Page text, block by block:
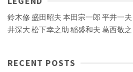
鈴木修 盛田昭夫 本田宗一郎 平井一夫
井深大 松下幸之助 稲盛和夫 葛西敬之
RECENT POSTS